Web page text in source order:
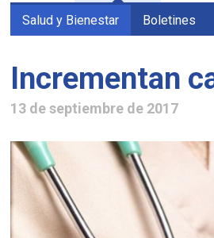
Salud y Bienestar Boletines
Incrementan
13 de septiembre de 2017